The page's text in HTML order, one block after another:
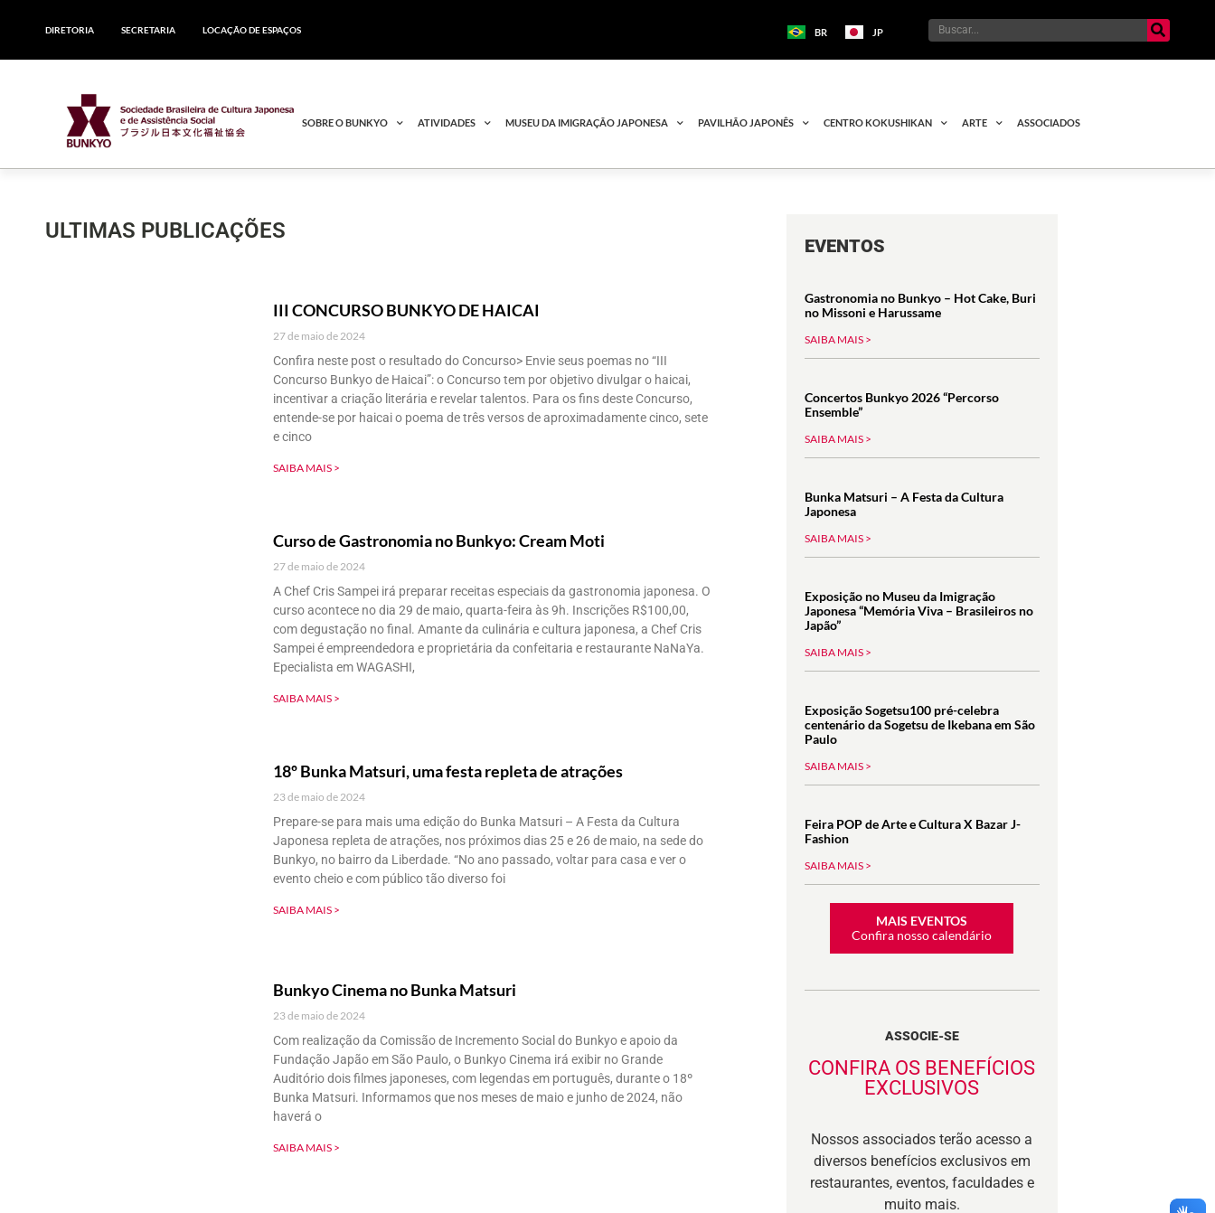
DIRETORIA SECRETARIA LOCAÇÃO DE ESPAÇOS BR JP
SOBRE O BUNKYO ATIVIDADES MUSEU DA IMIGRAÇÃO JAPONESA PAVILHÃO JAPONÊS CENTRO KOKUSHIKAN ARTE ASSOCIADOS
ULTIMAS PUBLICAÇÕES
III CONCURSO BUNKYO DE HAICAI
27 de maio de 2024
Confira neste post o resultado do Concurso> Envie seus poemas no “III
Concurso Bunkyo de Haicai”: o Concurso tem por objetivo divulgar o haicai,
incentivar a criação literária e revelar talentos. Para os fins deste Concurso,
entende-se por haicai o poema de três versos de aproximadamente cinco, sete
e cinco
SAIBA MAIS >
Curso de Gastronomia no Bunkyo: Cream Moti
27 de maio de 2024
A Chef Cris Sampei irá preparar receitas especiais da gastronomia japonesa. O
curso acontece no dia 29 de maio, quarta-feira às 9h. Inscrições R$100,00,
com degustação no final. Amante da culinária e cultura japonesa, a Chef Cris
Sampei é empreendedora e proprietária da confeitaria e restaurante NaNaYa.
Epecialista em WAGASHI,
SAIBA MAIS >
18º Bunka Matsuri, uma festa repleta de atrações
23 de maio de 2024
Prepare-se para mais uma edição do Bunka Matsuri – A Festa da Cultura
Japonesa repleta de atrações, nos próximos dias 25 e 26 de maio, na sede do
Bunkyo, no bairro da Liberdade. “No ano passado, voltar para casa e ver o
evento cheio e com público tão diverso foi
SAIBA MAIS >
Bunkyo Cinema no Bunka Matsuri
23 de maio de 2024
Com realização da Comissão de Incremento Social do Bunkyo e apoio da
Fundação Japão em São Paulo, o Bunkyo Cinema irá exibir no Grande
Auditório dois filmes japoneses, com legendas em português, durante o 18º
Bunka Matsuri. Informamos que nos meses de maio e junho de 2024, não
haverá o
SAIBA MAIS >
EVENTOS
Gastronomia no Bunkyo – Hot Cake, Buri
no Missoni e Harussame
SAIBA MAIS >
Concertos Bunkyo 2026 “Percorso
Ensemble”
SAIBA MAIS >
Bunka Matsuri – A Festa da Cultura
Japonesa
SAIBA MAIS >
Exposição no Museu da Imigração
Japonesa “Memória Viva – Brasileiros no
Japão”
SAIBA MAIS >
Exposição Sogetsu100 pré-celebra
centenário da Sogetsu de Ikebana em São
Paulo
SAIBA MAIS >
Feira POP de Arte e Cultura X Bazar J-
Fashion
SAIBA MAIS >
MAIS EVENTOS
Confira nosso calendário
ASSOCIE-SE
CONFIRA OS BENEFÍCIOS
EXCLUSIVOS
Nossos associados terão acesso a
diversos benefícios exclusivos em
restaurantes, eventos, faculdades e
muito mais.